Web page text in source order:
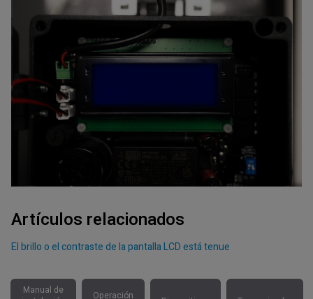
Artículos relacionados
El brillo o el contraste de la pantalla LCD está tenue
Manual de
Operación